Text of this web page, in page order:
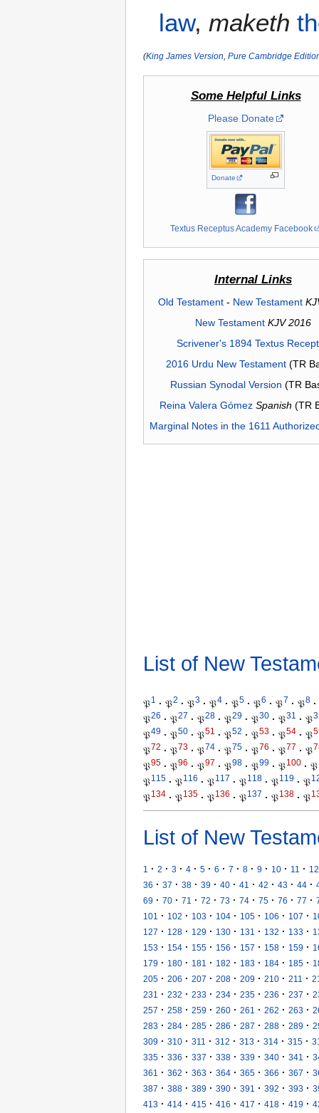
law, maketh
(King James Version Pure Cambridge
Some Helpful Links
Please Donate
Donate
Textus Receptus Academy Facebook
Internal Links
Old Testament- New Testament
New Testament KJV 2016
Scrivener's 1894 Textus
2016 Urdu New Testament(TR
Russian Synodal Version (TR
Reina Valera Gómez Spanish (TR
Marginal Notes in the 1611
List of New
𝔓1 · 𝔓2 · 𝔓3 · 𝔓4 · 𝔓5 · 𝔓6 · 𝔓7 · 𝔓8 ·
𝔓26 · 𝔓27 · 𝔓28 · 𝔓29 · 𝔓30 · 𝔓31 · 𝔓
𝔓49 · 𝔓50 · 𝔓51 · 𝔓52 · 𝔓53 · 𝔓54 · 𝔓
𝔓72 · 𝔓73 · 𝔓74 · 𝔓75 · 𝔓76 · 𝔓77 · 𝔓
𝔓95 · 𝔓96 · 𝔓97 · 𝔓98 · 𝔓99 · 𝔓100 · 𝔓
𝔓115 · 𝔓116 · 𝔓117 · 𝔓118 · 𝔓119 · 𝔓
𝔓134 · 𝔓135 · 𝔓136 · 𝔓137 · 𝔓138 · 𝔓
List of New
1 · 2 · 3 · 4 · 5 · 6 · 7 · 8 · 9 · 10 · 11 · 12
36 · 37 · 38 · 39 · 40 · 41 · 42 · 43 · 44 ·
69 · 70 · 71 · 72 · 73 · 74 · 75 · 76 · 77 ·
101
· 102 · 103 · 104 · 105 · 106 · 107 ·
127 · 128 · 129 · 130 · 131 · 132 · 133 ·
153 · 154 · 155 · 156 · 157 · 158 · 159 ·
179 · 180 · 181 · 182 · 183 · 184 · 185 ·
205 · 206 · 207 · 208 · 209 · 210 · 211 ·
231
· 232 · 233 · 234 · 235 · 236 · 237 ·
257 · 258 · 259 · 260 · 261 · 262 · 263 ·
283 · 284 · 285 · 286 · 287 · 288 · 289 ·
309 · 310 · 311 · 312 · 313 · 314 · 315 ·
335 · 336 · 337 · 338 · 339 · 340 · 341 ·
361
· 362 · 363 · 364 · 365 · 366 · 367 ·
387 · 388 · 389 · 390 · 391 · 392 · 393 ·
413 · 414 · 415 · 416 · 417 · 418 · 419 ·